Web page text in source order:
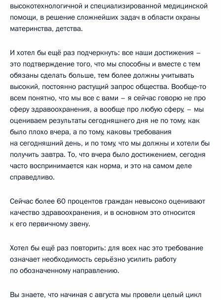
высокотехнологичной и специализированной медицинской
помощи, в решение сложнейших задач в области охраны
материнства, детства.
И хотел бы ещё раз подчеркнуть: все наши достижения –
это подтверждение того, что мы способны и вместе с тем
обязаны сделать больше, тем более должны учитывать
высокий, постоянно растущий запрос общества. Вообще‑то
всем понятно, что мы все с вами – я сейчас говорю не про
сферу здравоохранения, а вообще про любую сферу, – мы
оцениваем результаты сегодняшнего дня не по тому, как
было плохо вчера, а по тому, каковы требования
на сегодняшний день, и по тому, что мы должны и хотели бы
получить завтра. То, что вчера было достижением, сегодня
часто воспринимается как норма, и это на самом деле
справедливо.
Сейчас более 60 процентов граждан невысоко оценивают
качество здравоохранения, и в основном это относится
к его первичному звену.
Хотел бы ещё раз повторить: для всех нас это требование
означает необходимость серьёзно усилить работу
по обозначенному направлению.
Вы знаете, что начиная с августа мы провели целый цикл